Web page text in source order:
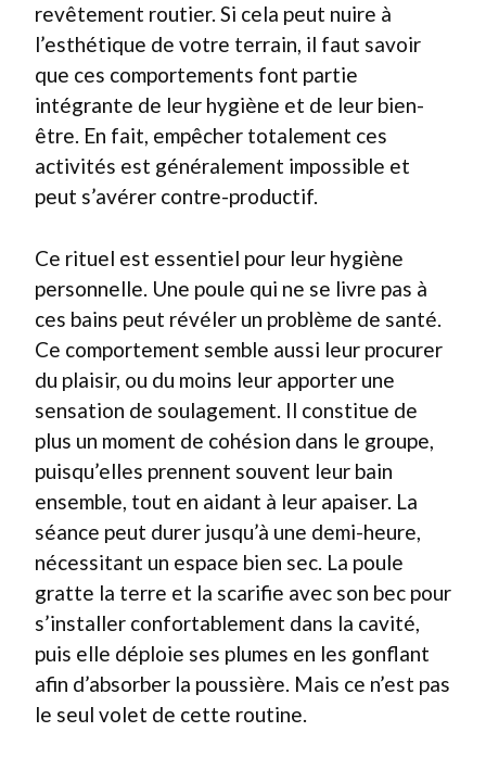
revêtement routier. Si cela peut nuire à
l’esthétique de votre terrain, il faut savoir
que ces comportements font partie
intégrante de leur hygiène et de leur bien-
être. En fait, empêcher totalement ces
activités est généralement impossible et
peut s’avérer contre-productif.
Ce rituel est essentiel pour leur hygiène
personnelle. Une poule qui ne se livre pas à
ces bains peut révéler un problème de santé.
Ce comportement semble aussi leur procurer
du plaisir, ou du moins leur apporter une
sensation de soulagement. Il constitue de
plus un moment de cohésion dans le groupe,
puisqu’elles prennent souvent leur bain
ensemble, tout en aidant à leur apaiser. La
séance peut durer jusqu’à une demi-heure,
nécessitant un espace bien sec. La poule
gratte la terre et la scarifie avec son bec pour
s’installer confortablement dans la cavité,
puis elle déploie ses plumes en les gonflant
afin d’absorber la poussière. Mais ce n’est pas
le seul volet de cette routine.